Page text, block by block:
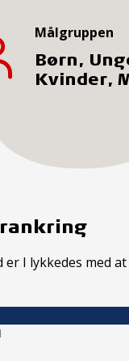
Målgruppen
Børn,
Kvinder,
er I lykkedes med